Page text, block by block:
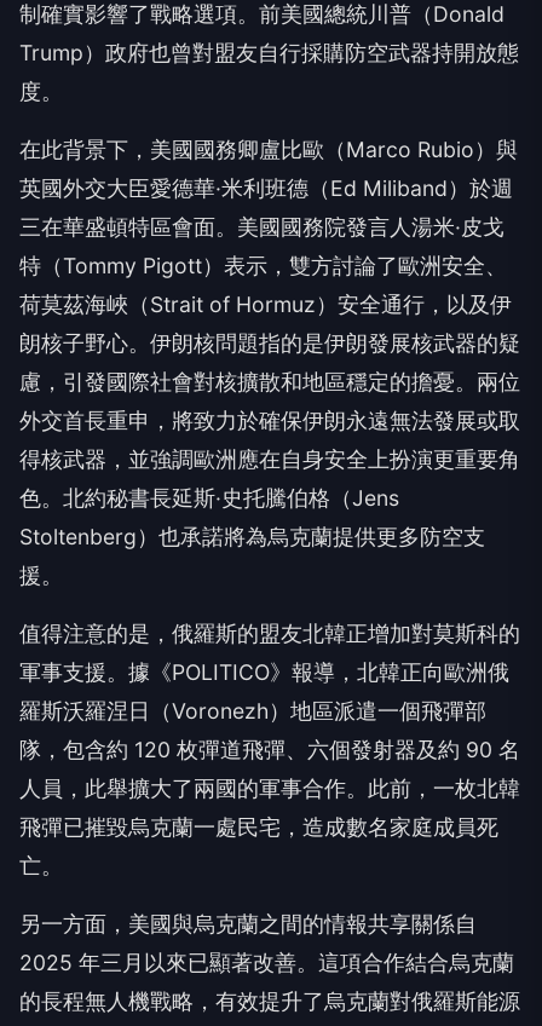
制確實影響了戰略選項。前美國總統川普（Donald
Trump）政府也曾對盟友自行採購防空武器持開放態
度。
在此背景下，美國國務卿盧比歐（Marco Rubio）與
英國外交大臣愛德華·米利班德（Ed Miliband）於週
三在華盛頓特區會面。美國國務院發言人湯米·皮戈
特（Tommy Pigott）表示，雙方討論了歐洲安全、
荷莫茲海峽（Strait of Hormuz）安全通行，以及伊
朗核子野心。伊朗核問題指的是伊朗發展核武器的疑
慮，引發國際社會對核擴散和地區穩定的擔憂。兩位
外交首長重申，將致力於確保伊朗永遠無法發展或取
得核武器，並強調歐洲應在自身安全上扮演更重要角
色。北約秘書長延斯·史托騰伯格（Jens
Stoltenberg）也承諾將為烏克蘭提供更多防空支
援。
值得注意的是，俄羅斯的盟友北韓正增加對莫斯科的
軍事支援。據《POLITICO》報導，北韓正向歐洲俄
羅斯沃羅涅日（Voronezh）地區派遣一個飛彈部
隊，包含約 120 枚彈道飛彈、六個發射器及約 90 名
人員，此舉擴大了兩國的軍事合作。此前，一枚北韓
飛彈已摧毀烏克蘭一處民宅，造成數名家庭成員死
亡。
另一方面，美國與烏克蘭之間的情報共享關係自
2025 年三月以來已顯著改善。這項合作結合烏克蘭
的長程無人機戰略，有效提升了烏克蘭對俄羅斯能源